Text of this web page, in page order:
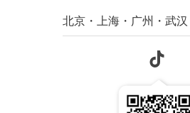
北京・上海・广州・武